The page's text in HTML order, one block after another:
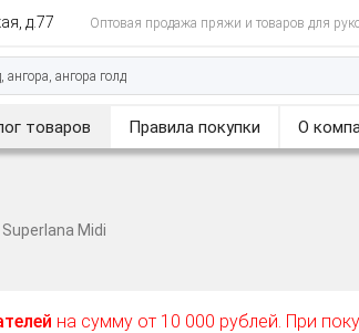
д.77 Оптовая продажа пряжи и товаров для
товаров Правила покупки О
Superlana Midi
на сумму от 10 000 рублей. При